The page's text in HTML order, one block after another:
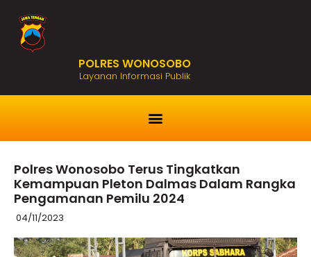
POLRES WONOSOBO
Layanan Informasi Publik
Polres Wonosobo Terus Tingkatkan
Kemampuan Pleton Dalmas Dalam Rangka
Pengamanan Pemilu 2024
04/11/2023